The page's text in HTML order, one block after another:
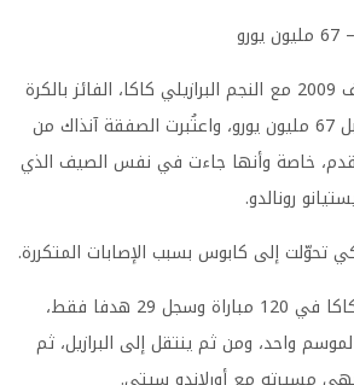
وقع ريال مدريد في صيف 2009 مع النجم البرازيلي كاكا، الفائز بالكرة
الذهبية عام 2007، مقابل 67 مليون يورو، واعتُبرت الصفقة آنذاك من
خاصة وأنها جاءت في نفس الصيف الذي
رونالدو.
تحوّلت إلى كابوس بسبب الإصابات المتكررة.
وخلال 4 مواسم، شارك كاكا في 120 مباراة وسجل 29 هدفا فقط،
واحد، ومن ثم ينتقل إلى البرازيل، ثم